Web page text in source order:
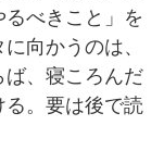
べきこと」を
向かうのは、
、寝ころんだ
る。要は後で読